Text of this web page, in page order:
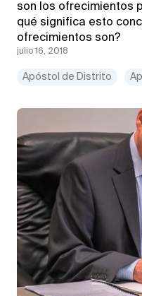
son los ofrecimientos
qué significa esto
ofrecimientos son?
julio 16, 2018
Apóstol de Distrito